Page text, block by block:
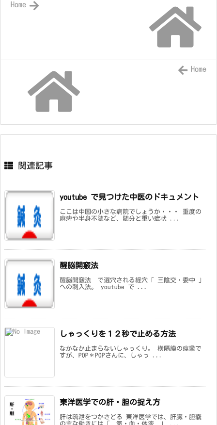
Home
Home
関連記事
youtube で見つけた中医のドキュメント
ここは中国の小さな病院でしょうか・・・ 重度の
麻痺や半身不随など、随分と重い症状 ...
醒脳開竅法
醒脳開竅法 で選穴される経穴「 三陰交・委中 」
への刺入法。 youtube で ...
しゃっくりを１２秒で止める方法
なかなか止まらないしゃっくり。 横隔膜の痙攣で
すが、POP＊POPさんに、しゃっ ...
東洋医学での肝・胆の捉え方
肝は疏泄をつかさどる 東洋医学では、肝臓・胆嚢